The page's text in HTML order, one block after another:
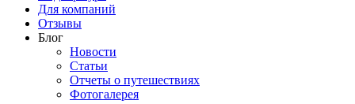
Для компаний
Отзывы
Блог
Новости
Статьи
Отчеты о путешествиях
Фотогалерея